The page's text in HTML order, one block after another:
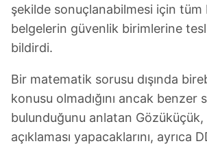
şekilde sonuçlanabilmesi için tüm
belgelerin güvenlik birimlerine
bildirdi.
Bir matematik sorusu dışında
konusu olmadığını ancak benzer
bulunduğunu anlatan Gözüküçük,
açıklaması yapacaklarını, ayrıca